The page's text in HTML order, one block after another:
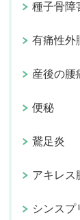
種子骨障
有痛性外
産後の腰
便秘
鵞足炎
アキレス
シンスプ